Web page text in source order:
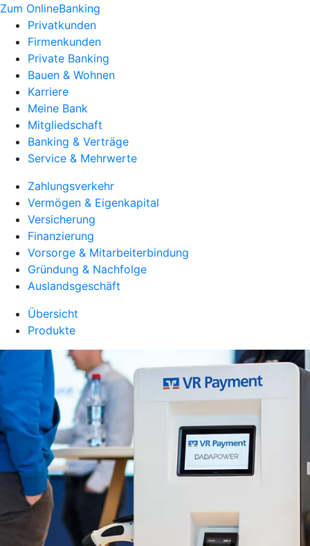
Zum OnlineBanking
Privatkunden
Firmenkunden
Private Banking
Bauen & Wohnen
Karriere
Meine Bank
Mitgliedschaft
Banking & Verträge
Service & Mehrwerte
Zahlungsverkehr
Vermögen & Eigenkapital
Versicherung
Finanzierung
Vorsorge & Mitarbeiterbindung
Gründung & Nachfolge
Auslandsgeschäft
Übersicht
Produkte